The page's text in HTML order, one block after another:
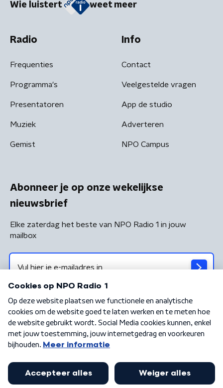
Wie luistert weet meer
Radio
Frequenties
Programma's
Presentatoren
Muziek
Gemist
Info
Contact
Veelgestelde vragen
App de studio
Adverteren
NPO Campus
Abonneer je op onze wekelijkse
nieuwsbrief
Elke zaterdag het beste van NPO Radio 1 in jouw
mailbox
Algemene voorwaarden